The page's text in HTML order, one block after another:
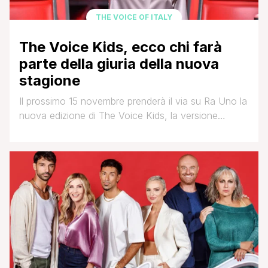
THE VOICE OF ITALY
The Voice Kids, ecco chi farà
parte della giuria della nuova
stagione
Il prossimo 15 novembre prenderà il via su Ra Uno la
nuova edizione di The Voice Kids, la versione
mettono alla prova davanti ad una giuria composta
da quattro star della musica, che voltati di spalle
devono [']